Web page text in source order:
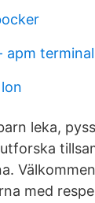
apm
leka,
med